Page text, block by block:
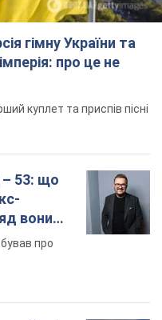
вони
про
дійсні
не